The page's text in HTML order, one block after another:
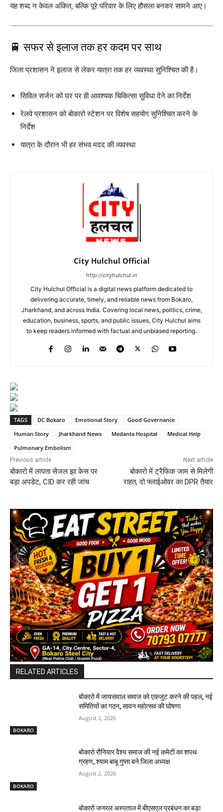
यह शब्द न केवल अंकित, बल्कि पूरे परिवार के लिए हौसला बनकर सामने आए।
🚆 सफर से इलाज तक हर कदम पर साथ
जिला प्रशासन ने इलाज से लेकर यात्रा तक हर व्यवस्था सुनिश्चित की है।
सिविल सर्जन को घर पर ही आवश्यक चिकित्सा सुविधा देने का निर्देश
रेलवे प्रशासन को बोकारो स्टेशन पर विशेष सहयोग सुनिश्चित करने के
निर्देश
यात्रा के दौरान भी हर संभव मदद की व्यवस्था
City Hulchul Official
http://cityhulchul.in
City Hulchul Official is a digital news platform dedicated to
delivering accurate, timely, and reliable news from Bokaro,
Jharkhand, and across India. Covering local news, politics, crime,
education, business, sports, and public issues, City Hulchul aims
to keep readers informed with factual and unbiased reporting.
TAGS DC Bokaro Emotional Story
Good Governance
Human Story
Jharkhand News Medanta Hospital
Medical Help
Pulmonary Embolism
Previous article
बोकारो में लापता सेजल झा केस पर
बड़ा अपडेट, CID कर रही जांच
Next article
बोकारो में ट्रैफिक जाम से मिलेगी
राहत, दो फ्लाईओवर का DPR तैयार
RELATED ARTICLES
BOKARO
बोकारो में जायसवाल समाज को एकजुट करने की पहल, नई
समितियों का गठन, सावन महोत्सव की घोषणा
August 2, 2026
BOKARO
बोकारो रौनियार वैश्य समाज की नई कमेटी का शपथ
ग्रहण, श्याम बाबू गुप्ता बने जिला अध्यक्ष
August 2, 2026
बोकारो जनरल अस्पताल में बीएसएल प्रबंधन का बड़ा